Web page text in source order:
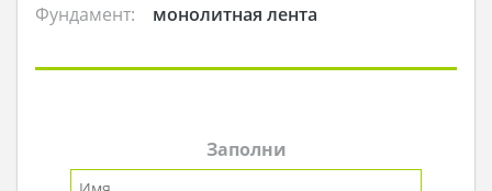
Фундамент:
монолитная лента
Заполни